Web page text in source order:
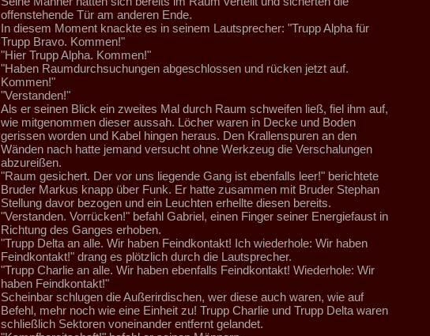
offenstehende Tür am anderen Ende.
In diesem Moment knackte es in seinem Lautsprecher: "Trupp Alpha für
Trupp Bravo. Kommen!"
"Hier Trupp Alpha. Kommen!"
"Haben Raumdurchsuchungen abgeschlossen und rücken jetzt auf.
Kommen!"
"Verstanden!"
Als er seinen Blick ein zweites Mal durch Raum schweifen ließ, fiel ihm auf,
wie mitgenommen dieser aussah. Löcher waren in Decke und Boden
gerissen worden und Kabel hingen heraus. Den Krallenspuren an den
Wänden nach hatte jemand versucht ohne Werkzeug die Verschalungen
abzureißen.
"Raum gesichert. Der vor uns liegende Gang ist ebenfalls leer!" berichtete
Bruder Markus knapp über Funk. Er hatte zusammen mit Bruder Stephan
Stellung davor bezogen und ein Leuchten erhellte diesen bereits.
"Verstanden. Vorrücken!" befahl Gabriel, einen Finger seiner Energiefaust in
Richtung des Ganges erhoben.
"Trupp Delta an alle. Wir haben Feindkontakt! Ich wiederhole: Wir haben
Feindkontakt!" drang es plötzlich durch die Lautsprecher.
"Trupp Charlie an alle. Wir haben ebenfalls Feindkontakt! Wiederhole: Wir
haben Feindkontakt!"
Scheinbar schlugen die Außerirdischen, wer diese auch waren, wie auf
Befehl, mehr noch wie eine Einheit zu! Trupp Charlie und Trupp Delta waren
schließlich Sektoren voneinander entfernt gelandet.